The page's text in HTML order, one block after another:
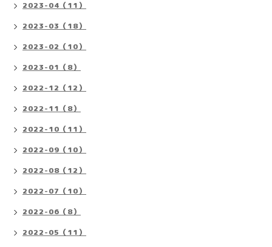
2023-04（11）
2023-03（18）
2023-02（10）
2023-01（8）
2022-12（12）
2022-11（8）
2022-10（11）
2022-09（10）
2022-08（12）
2022-07（10）
2022-06（8）
2022-05（11）